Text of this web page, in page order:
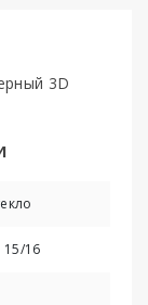
3D
15/16